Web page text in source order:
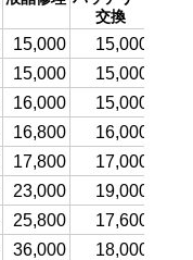
交換
15,000 15,000
15,000 15,000
16,000 15,000
16,800 16,000
17,800 17,000
23,000 19,000
25,800 17,600
36,000 18,000